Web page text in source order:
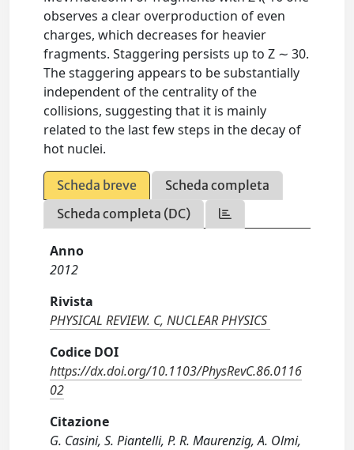
observes a clear overproduction of even
charges, which decreases for heavier
fragments. Staggering persists up to Z ∼ 30.
The staggering appears to be substantially
independent of the centrality of the
collisions, suggesting that it is mainly
related to the last few steps in the decay of
hot nuclei.
Scheda breve
Scheda completa
Scheda completa (DC)
Anno
2012
Rivista
PHYSICAL REVIEW. C, NUCLEAR PHYSICS
Codice DOI
https://dx.doi.org/10.1103/PhysRevC.86.0116
02
Citazione
G. Casini, S. Piantelli, P. R. Maurenzig, A. Olmi,